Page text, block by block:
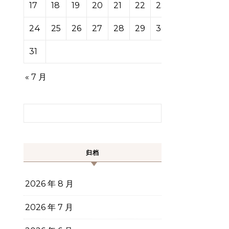
17 18 19 20 21 22 23
24 25 26 27 28 29 30
31
« 7 月
归档
2026 年 8 月
2026 年 7 月